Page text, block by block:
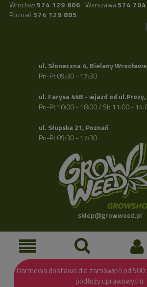
Wrocław 574 129 806 Warszawa574
Poznań 574 129 805
ul. Słoneczna 4, Bielany
Pn-Pt 09:30 - 17:30
ul. Farysa 44B - wjazd od
Pn-Pt 10:00 - 18:00 / Sb 11:00 -
ul. Słupska 21, Poznań
Pn-Pt 09:30 - 17:30
sklep@growweed.pl
Darmowa dostawa dla zamówień od 500
podłoży uprawowych).